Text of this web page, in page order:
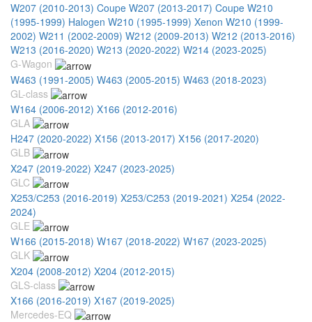
W207 (2010-2013) Coupe W207 (2013-2017) Coupe W210
(1995-1999) Halogen W210 (1995-1999) Xenon W210 (1999-
2002) W211 (2002-2009) W212 (2009-2013) W212 (2013-2016)
W213 (2016-2020) W213 (2020-2022) W214 (2023-2025)
G-Wagon
W463 (1991-2005) W463 (2005-2015) W463 (2018-2023)
GL-class
W164 (2006-2012) X166 (2012-2016)
GLA
H247 (2020-2022) X156 (2013-2017) X156 (2017-2020)
GLB
X247 (2019-2022) X247 (2023-2025)
GLC
X253/С253 (2016-2019) X253/С253 (2019-2021) X254 (2022-
2024)
GLE
W166 (2015-2018) W167 (2018-2022) W167 (2023-2025)
GLK
X204 (2008-2012) X204 (2012-2015)
GLS-class
X166 (2016-2019) X167 (2019-2025)
Mercedes-EQ